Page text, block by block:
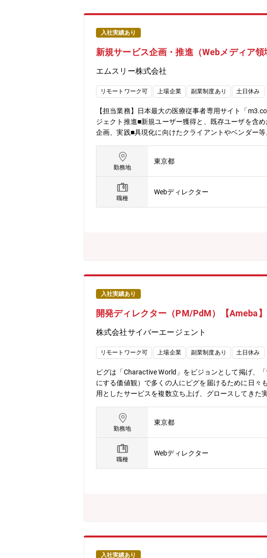
入社実績あり
新規サービス企画・推進（Webメディア領
エムスリー株式会社
リモートワーク可 上場企業 副業制度あり 土日休み
【担当業務】日本最大の医療従事者専用サイト「
ジェクト推進■新規ユーザー獲得と、既存ユーザを含
企画、実践■具現化に向けたクライアントやベンダー
め、デジタル領域の経験だけでなく、店舗運営やイ
案に応じて、その他の業務へも就いて頂くことも可
く、最前線で働く医療従事者に届け、医療ヘルスケ
サービスやプロダクトを提供し続けるための「
ベンチャー企業です。本ポジションでは、今や国内
「m3.com」のさらなるプラットフォームとしての価
く方を募集します。【所属部署】サイトプロモーシ
勤務地
東京都
職種
Webディレクター
入社実績あり
開発ディレクター（PM/PdM）【Ameba】
株式会社サイバーエージェント
リモートワーク可 上場企業 副業制度あり 土日休み
ピグは「Charactive World」をビジョンとして掲げ、
にする価値観）で多くの人にピグを届けるために日
用としたサービスを複数立ち上げ、グロースしてきた
指したい世界を実現しながら、市場を代表するプラ
グ、マンガ、占い、ドットマネーと様々なサービス
と言える規模にまで成長してきました。「つくる、つ
豊かに育ちつづけるための機会を提供する。」を我
営事業■芸能人、有名人ブログ事業■アメーバブログ
グ機能■新規広告プロダクト開発■D2C事業など
大きなプロジェクト開発を複数担当責任を持ち、日
ができるのも特長です。ブログだからこそできるタ
勤務地
東京都
職種
Webディレクター
入社実績あり